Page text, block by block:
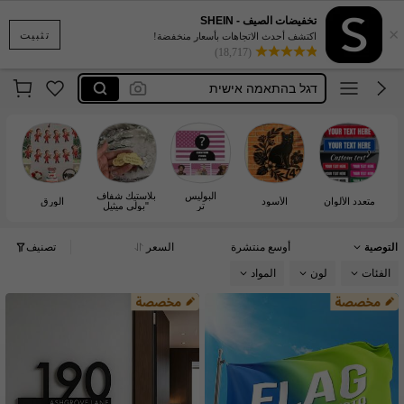
تثبيت ×
تخفيضات الصيف - SHEIN
اكتشف أحدث الاتجاهات بأسعار منخفضة!
(18,717)
مجموعة
דגל בהתאמה אישית
custom flag
american flag custom
مجموعة
متعدد الألوان الأسود
البوليس
تر
بلاستيك شفاف
"بولي ميثيل
الورق
التوصية أوسع منتشرة السعر تصنيف
الفئات لون المواد